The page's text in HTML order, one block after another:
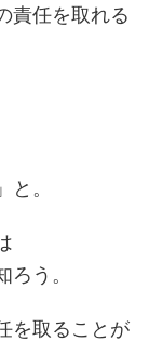
責任を取れる
。
う。
を取ることが